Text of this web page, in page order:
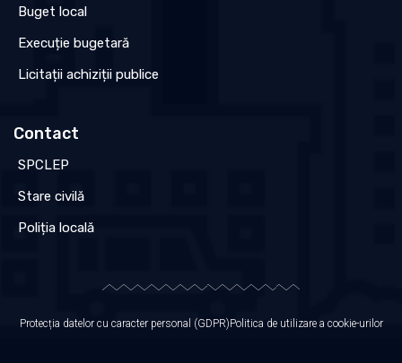
Buget local
Execuție bugetară
Licitații achiziții publice
Contact
SPCLEP
Stare civilă
Poliția locală
Protecția datelor cu caracter personal (GDPR)Politica de utilizare a cookie-urilor